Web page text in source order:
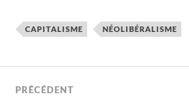
CAPITALISME NÉOLIBÉRALISME
PRÉCÉDENT